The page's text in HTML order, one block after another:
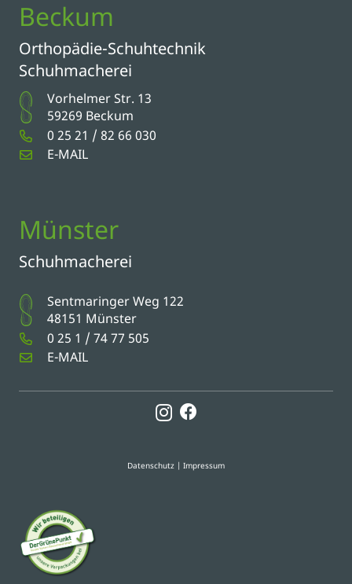
Beckum
Orthopädie-Schuhtechnik
Schuhmacherei
Vorhelmer Str. 13
59269 Beckum
0 25 21 / 82 66 030
E-MAIL
Münster
Schuhmacherei
Sentmaringer Weg 122
48151 Münster
0 25 1 / 74 77 505
E-MAIL
Datenschutz | Impressum